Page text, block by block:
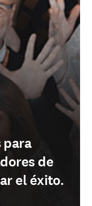
para
de
el éxito.